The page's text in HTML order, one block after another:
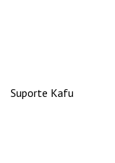
Suporte Kafu